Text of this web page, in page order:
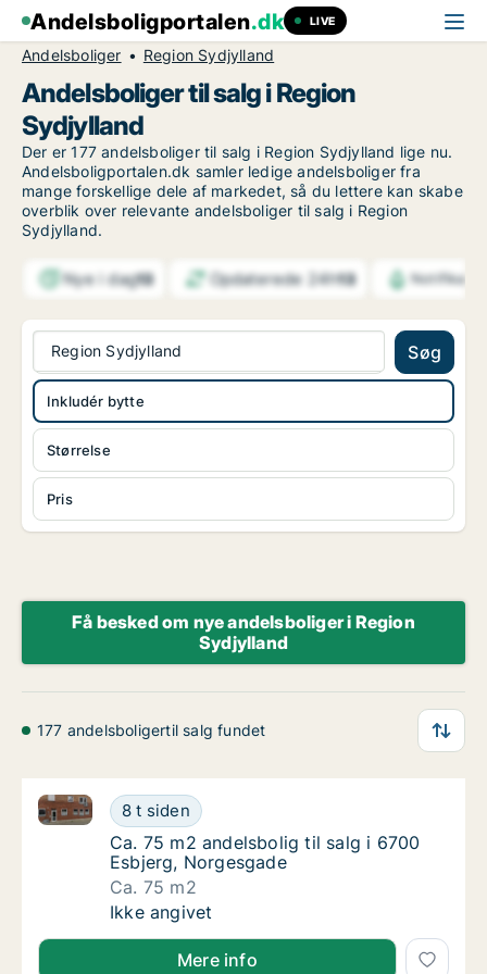
Andelsboligportalen.dk LIVE
Andelsboliger Region Sydjylland
Andelsboliger til salg i Region
Sydjylland
Der er 177 andelsboliger til salg i Region Sydjylland lige nu.
Andelsboligportalen.dk samler ledige andelsboliger fra
mange forskellige dele af markedet, så du lettere kan skabe
overblik over relevante andelsboliger til salg i Region
Sydjylland.
Nye i dag13 Opdaterede 24h13
Region Sydjylland Søg
Størrelse
Pris
Inkludér bytte
Få besked om nye andelsboliger i Region
Sydjylland
177 andelsboligertil salg fundet
Ca. 75 m2 andelsbolig til salg i 6700
8 t siden
Ca. 75 m2 andelsbolig til salg i 6700 Esbjerg,
Ca. 75 m2 andelsbolig til salg i 6700
Ca. 75 m2 andelsbolig til salg i 6700
Esbjerg, Norgesgade
Ca. 75 m2
Ca. 75 m2 andelsbolig til salg i 6700
Ikke angivet
Mere info